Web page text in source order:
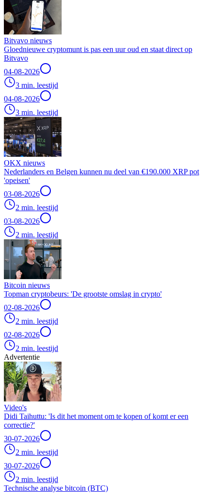
Bitvavo nieuws
Gloednieuwe cryptomunt is pas een uur oud en staat direct op
Bitvavo
04-08-2026
3 min. leestijd
04-08-2026
3 min. leestijd
OKX nieuws
Nederlanders en Belgen kunnen nu deel van €190.000 XRP pot
'opeisen'
03-08-2026
2 min. leestijd
03-08-2026
2 min. leestijd
Bitcoin nieuws
Topman cryptobeurs: 'De grootste omslag in crypto'
02-08-2026
2 min. leestijd
02-08-2026
2 min. leestijd
Advertentie
Video's
Didi Taihuttu: 'Is dit het moment om te kopen of komt er een
correctie?'
30-07-2026
2 min. leestijd
30-07-2026
2 min. leestijd
Technische analyse bitcoin (BTC)